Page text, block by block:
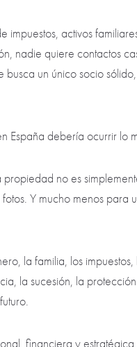
impuestos, activos
nadie quiere contactos
busca un único socio
España debería ocurrir lo
propiedad no es
Y mucho menos para
la familia, los
la sucesión, la
financiera y estratégica.